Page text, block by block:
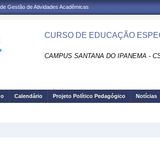
Gestão de Atividades Acadêmicas
CURSO DE EDUCAÇÃO
CAMPUS SANTANA DO IPANEMA -
Calendário Projeto Político Pedagógico Notícias